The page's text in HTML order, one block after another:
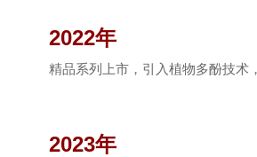
2022年
精品系列上市，引入植物多酚技术
2023年